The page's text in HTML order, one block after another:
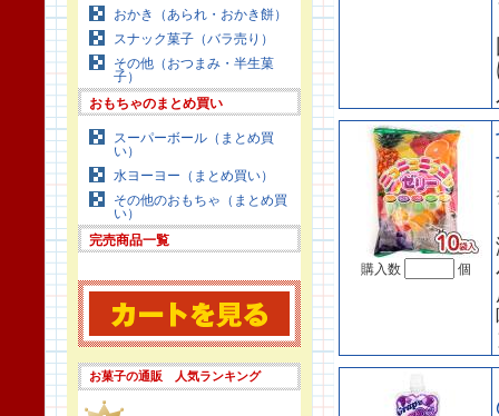
おかき（あられ・おかき餅）
スナック菓子（バラ売り）
その他（おつまみ・半生菓
子）
おもちゃのまとめ買い
スーパーボール（まとめ買
い）
水ヨーヨー（まとめ買い）
その他のおもちゃ（まとめ買
い）
完売商品一覧
お菓子の通販 人気ランキング
購入数 個